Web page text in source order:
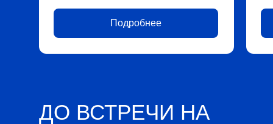
Подробнее
ДО ВСТРЕЧИ НА